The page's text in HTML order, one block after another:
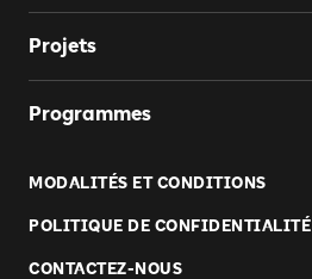
Projets
Programmes
MODALITÉS ET CONDITIONS
POLITIQUE DE CONFIDENTIALITÉ
CONTACTEZ-NOUS